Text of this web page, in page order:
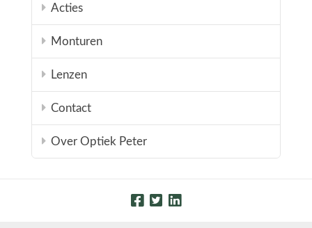
Acties
Monturen
Lenzen
Contact
Over Optiek Peter